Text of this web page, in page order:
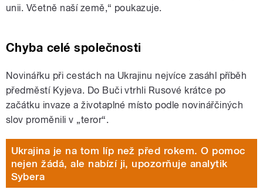
unii. Včetně naší země,“ poukazuje.
Chyba celé společnosti
Novinářku při cestách na Ukrajinu nejvíce zasáhl příběh
předměstí Kyjeva. Do Buči vtrhli Rusové krátce po
začátku invaze a životaplné místo podle novinářčiných
slov proměnili v „teror“.
Ukrajina je na tom líp než před rokem. O pomoc
nejen žádá, ale nabízí ji, upozorňuje analytik
Sybera